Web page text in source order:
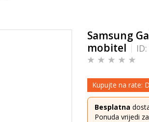
Samsung
mobitel
ID:
Kupujte na rate:
Besplatna
Ponuda vrijedi